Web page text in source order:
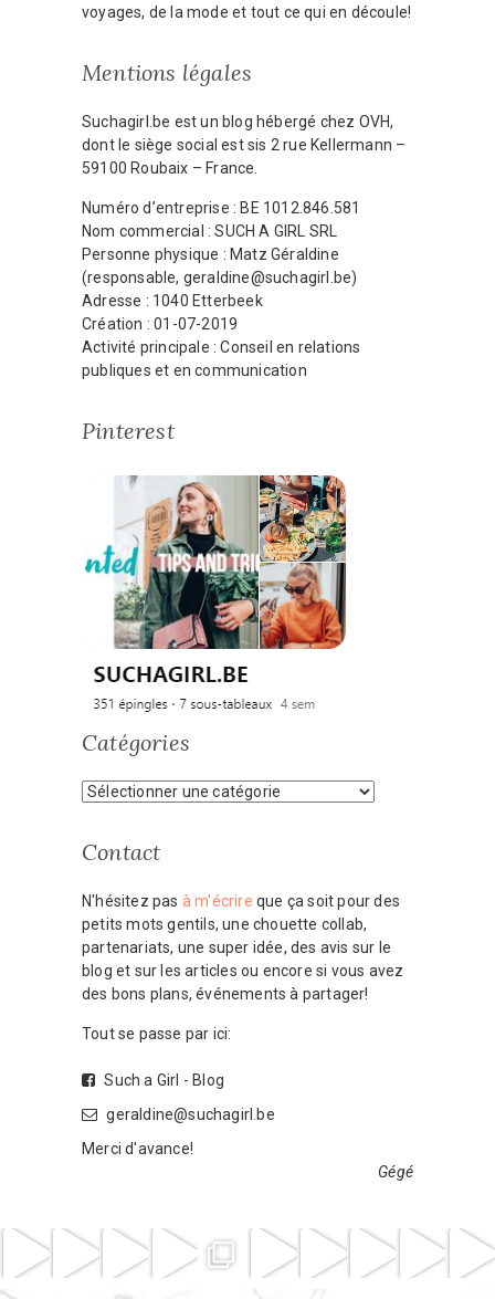
voyages, de la mode et tout ce qui en découle!
Mentions légales
Suchagirl.be est un blog hébergé chez OVH,
dont le siège social est sis 2 rue Kellermann –
59100 Roubaix – France.
Numéro d’entreprise : BE 1012.846.581
Nom commercial : SUCH A GIRL SRL
Personne physique : Matz Géraldine
(responsable, geraldine@suchagirl.be)
Adresse : 1040 Etterbeek
Création : 01-07-2019
Activité principale : Conseil en relations
publiques et en communication
Pinterest
Catégories
Catégories
Contact
N'hésitez pas à m'écrire que ça soit pour des
petits mots gentils, une chouette collab,
partenariats, une super idée, des avis sur le
blog et sur les articles ou encore si vous avez
des bons plans, événements à partager!
Tout se passe par ici:
Such a Girl - Blog
geraldine@suchagirl.be
Merci d'avance!
Gégé